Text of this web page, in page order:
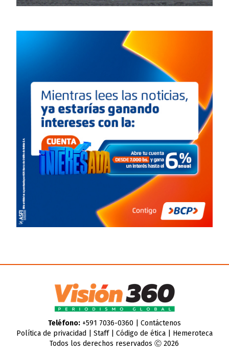
Teléfono:+591 7036-0360 | Contáctenos
Política de privacidad
Staff| Código de ética| Hemeroteca
Todos los derechos reservados Ⓒ 2026